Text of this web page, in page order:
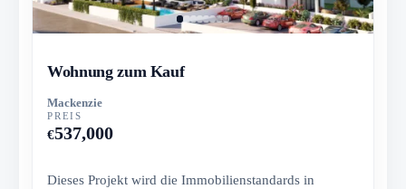
Wohnung zum Kauf
Mackenzie
PREIS
€537,000
Dieses Projekt wird die Immobilienstandards in